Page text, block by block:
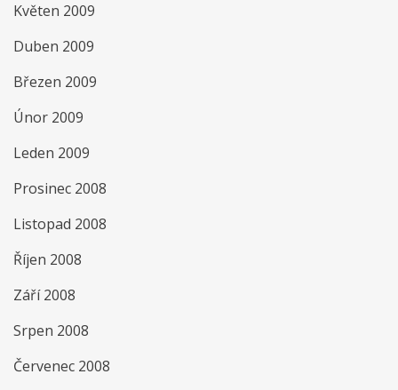
Květen 2009
Duben 2009
Březen 2009
Únor 2009
Leden 2009
Prosinec 2008
Listopad 2008
Říjen 2008
Září 2008
Srpen 2008
Červenec 2008